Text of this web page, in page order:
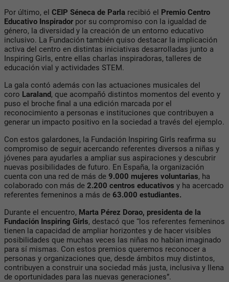
Por último, el CEIP Séneca de Parla recibió el Premio Centro
Educativo Inspiradorpor su compromiso con la igualdad de
género, la diversidad y la creación de un entorno educativo
inclusivo. La Fundación también quiso destacar la implicación
activa del centro en distintas iniciativas desarrolladas junto a
Inspiring Girls, entre ellas charlas inspiradoras, talleres de
educación vial y actividades STEM.
La gala contó además con las actuaciones musicales del
coro Laraland, que acompañó distintos momentos del evento y
puso el broche final a una edición marcada por el
reconocimiento a personas e instituciones que contribuyen a
generar un impacto positivo en la sociedad a través del ejemplo.
Con estos galardones, la Fundación Inspiring Girls reafirma su
compromiso de seguir acercando referentes diversos a niñas y
jóvenes para ayudarles a ampliar sus aspiraciones y descubrir
nuevas posibilidades de futuro. En España, la organización
cuenta con una red de más de 9.000 mujeres voluntarias, ha
colaborado con más de 2.200 centros educativos y ha acercado
referentes femeninos a más de 63.000 estudiantes.
Durante el encuentro, Marta Pérez Dorao, presidenta de la
Fundación Inspiring Girls, destacó que “los referentes femeninos
tienen la capacidad de ampliar horizontes y de hacer visibles
posibilidades que muchas veces las niñas no habían imaginado
para sí mismas. Con estos premios queremos reconocer a
personas y organizaciones que, desde ámbitos muy distintos,
contribuyen a construir una sociedad más justa, inclusiva y llena
de oportunidades para las nuevas generaciones”.